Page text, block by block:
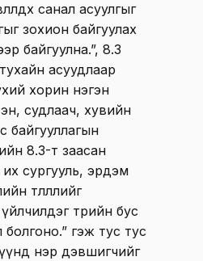
санал асуулгыг
зохион байгуулах
байгуулна.”, 8.3
тухайн асуудлаар
хорин нэгэн
судлаач, хувийн
байгууллагын
8.3-т заасан
сургууль, эрдэм
төлөөллийг
төрийн бус
болгоно.” гэж тус тус
нэр дэвшигчийг